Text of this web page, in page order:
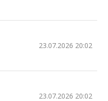
23.07.2026 20:02
23.07.2026 20:02